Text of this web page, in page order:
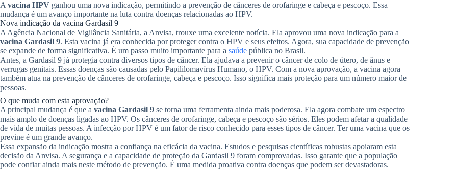
Avacina HPV ganhou uma nova indicação, permitindo a prevenção de cânceres de orofaringe e cabeça e pescoço. Essa
mudança é um avanço importante na luta contra doenças relacionadas ao HPV.
Nova indicação da vacina Gardasil 9
A Agência Nacional de Vigilância Sanitária, a Anvisa, trouxe uma excelente notícia. Ela aprovou uma nova indicação para a
vacina Gardasil 9. Esta vacina já era conhecida por proteger contra o HPV e seus efeitos. Agora, sua capacidade de prevenção
se expande de forma significativa. É um passo muito importante para a saúde pública no Brasil.
Antes, a Gardasil 9 já protegia contra diversos tipos de câncer. Ela ajudava a prevenir o câncer de colo de útero, de ânus e
verrugas genitais. Essas doenças são causadas pelo Papililomavírus Humano, o HPV. Com a nova aprovação, a vacina agora
também atua na prevenção de cânceres de orofaringe, cabeça e pescoço. Isso significa mais proteção para um número maior de
pessoas.
O que muda com esta aprovação?
A principal mudança é que a vacina Gardasil 9 se torna uma ferramenta ainda mais poderosa. Ela agora combate um espectro
mais amplo de doenças ligadas ao HPV. Os cânceres de orofaringe, cabeça e pescoço são sérios. Eles podem afetar a qualidade
de vida de muitas pessoas. A infecção por HPV é um fator de risco conhecido para esses tipos de câncer. Ter uma vacina que os
previne é um grande avanço.
Essa expansão da indicação mostra a confiança na eficácia da vacina. Estudos e pesquisas científicas robustas apoiaram esta
decisão da Anvisa. A segurança e a capacidade de proteção da Gardasil 9 foram comprovadas. Isso garante que a população
pode confiar ainda mais neste método de prevenção. É uma medida proativa contra doenças que podem ser devastadoras.